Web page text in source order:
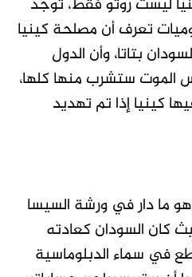
تعرف أن مصلحة كينيا
بتاتا، وأن الدول
الموت ستشرب منها كلها،
كينيا إذا تم تهديد
ما دار في ورشة السيسا
كان السودان كعادته
في سماء الدبلوماسية